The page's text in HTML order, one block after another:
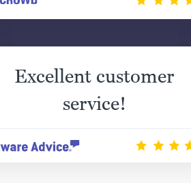
Excellent customer
service!